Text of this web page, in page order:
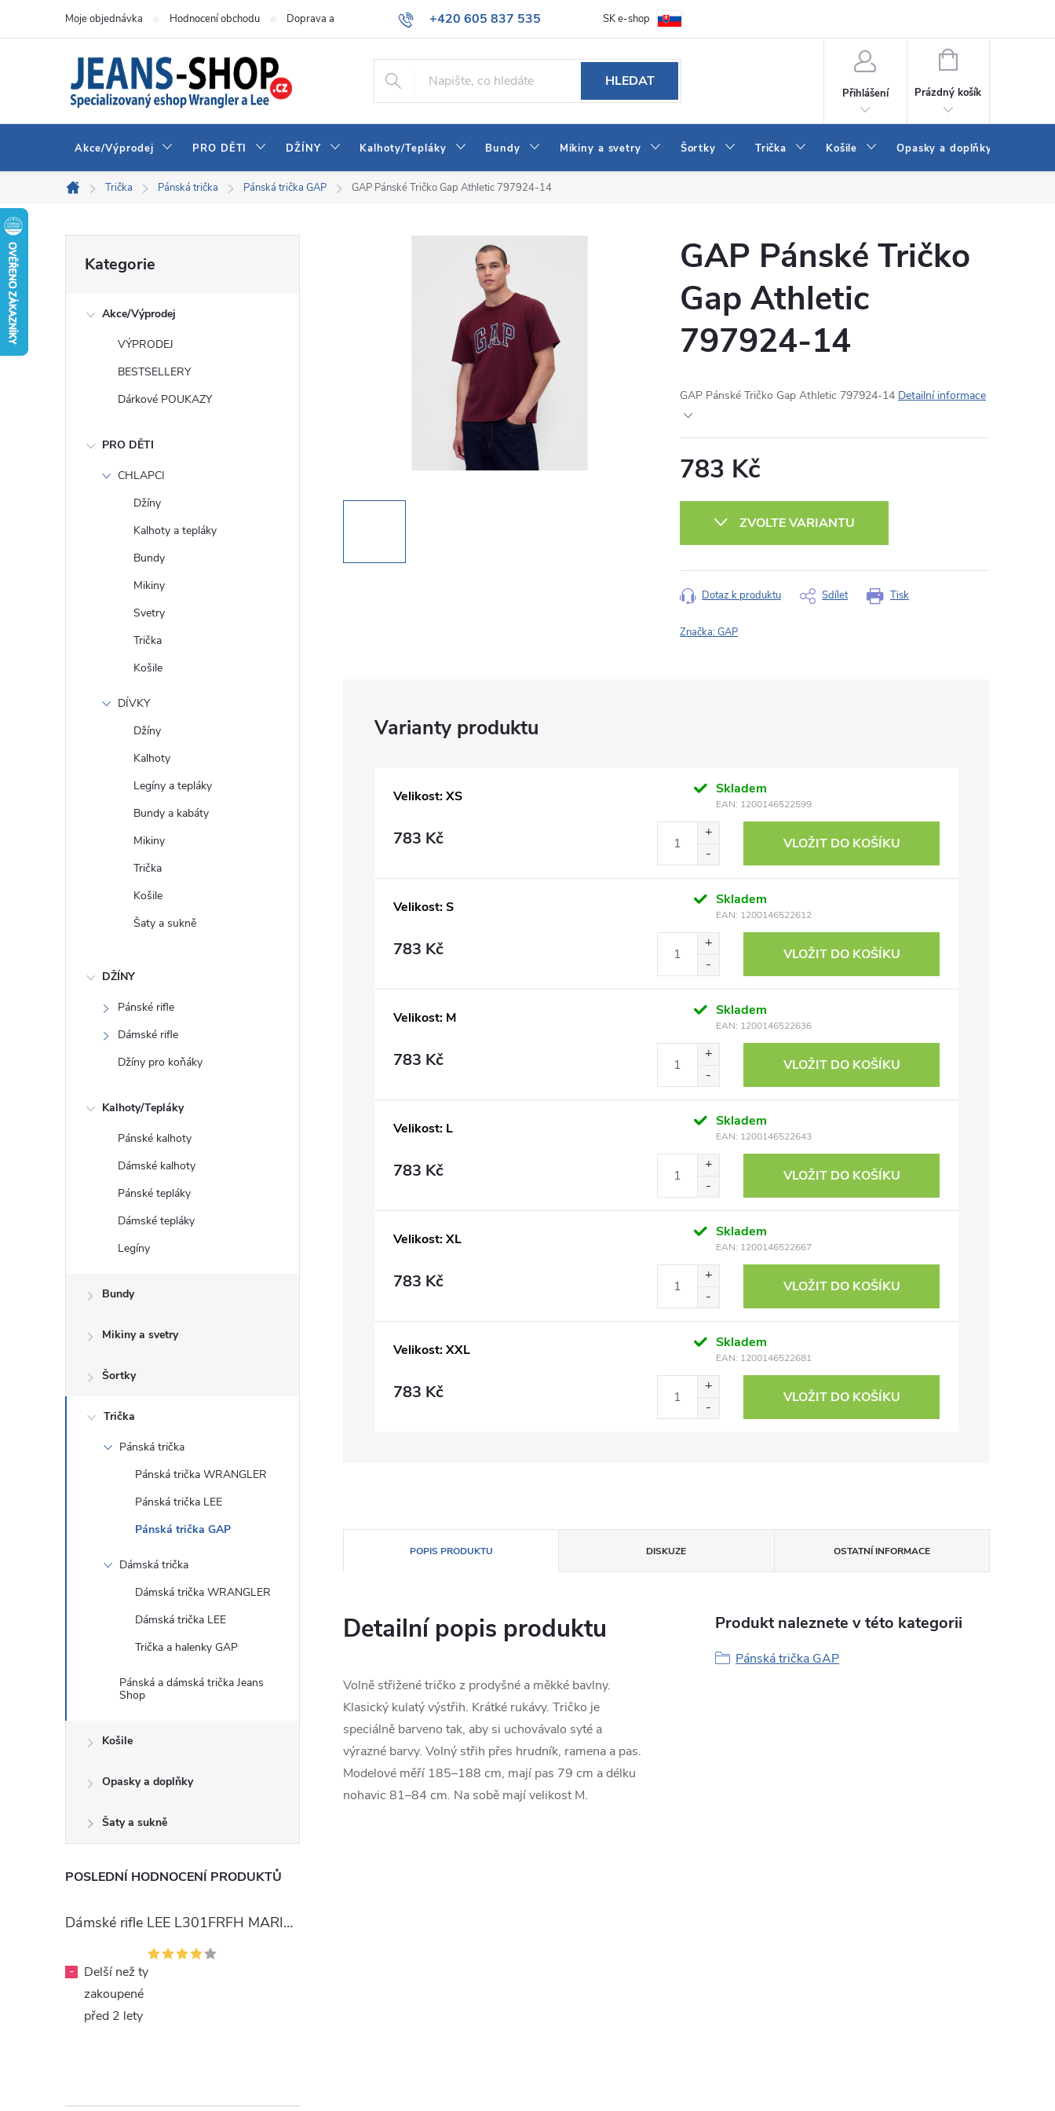
+420 605 837 535
info@jeans-shop.cz
Moje objednávka Hodnocení obchodu Doprava a platba Obchodní podmínky Naše prodejna Blog Kontakt
SK e-shop
HLEDAT
Přihlášení
NÁKUPNÍ
Prázdný košík
Akce/Výprodej PRO DĚTI DŽÍNY Kalhoty/Tepláky Bundy Mikiny a svetry Šortky Trička Košile Opasky a doplňky
Domů
Trička Pánská trička Pánská trička GAP GAP Pánské Tričko Gap Athletic 797924-14
kategorie
Kategorie
Akce/Výprodej
VÝPRODEJ
BESTSELLERY
Dárkové POUKAZY
PRO DĚTI
CHLAPCI
Džíny
Kalhoty a tepláky
Bundy
Mikiny
Svetry
Trička
Košile
DÍVKY
Džíny
Kalhoty
Legíny a tepláky
Bundy a kabáty
Mikiny
Trička
Košile
Šaty a sukně
DŽÍNY
Pánské rifle
Dámské rifle
Džíny pro koňáky
Kalhoty/Tepláky
Pánské kalhoty
Dámské kalhoty
Pánské tepláky
Dámské tepláky
Legíny
Bundy
Mikiny a svetry
Šortky
Trička
Pánská trička
Pánská trička WRANGLER
Pánská trička LEE
Pánská trička GAP
Dámská trička
Dámská trička WRANGLER
Dámská trička LEE
Trička a halenky GAP
Pánská a dámská trička Jeans
Shop
Košile
Opasky a doplňky
Šaty a sukně
POSLEDNÍ HODNOCENÍ PRODUKTŮ
Dámské rifle LEE L301FRFH MARION STRAIGHT RINSE
-
Delší než ty
zakoupené
před 2 lety
GAP Pánské Tričko
Gap Athletic
797924-14
GAP Pánské Tričko Gap Athletic 797924-14 Detailní informace
783 Kč
ZVOLTE VARIANTU
Tisk
Dotaz k produktu Sdílet
Značka:GAP
Velikost: XS Skladem
EAN: 1200146522599
783 Kč VLOŽIT DO KOŠÍKU
Velikost: S Skladem
EAN: 1200146522612
783 Kč VLOŽIT DO KOŠÍKU
Velikost: M Skladem
EAN: 1200146522636
783 Kč VLOŽIT DO KOŠÍKU
Velikost: L Skladem
EAN: 1200146522643
783 Kč VLOŽIT DO KOŠÍKU
Velikost: XL Skladem
EAN: 1200146522667
783 Kč VLOŽIT DO KOŠÍKU
Velikost: XXL Skladem
EAN: 1200146522681
783 Kč VLOŽIT DO KOŠÍKU
POPIS PRODUKTU DISKUZE OSTATNÍ INFORMACE
Detailní popis produktu
Volně střižené tričko z prodyšné a měkké bavlny.
Klasický kulatý výstřih. Krátké rukávy. Tričko je
speciálně barveno tak, aby si uchovávalo syté a
výrazné barvy. Volný střih přes hrudník, ramena a pas.
Modelové měří 185–188 cm, mají pas 79 cm a délku
nohavic 81–84 cm. Na sobě mají velikost M.
Produkt naleznete v této kategorii
Pánská trička GAP